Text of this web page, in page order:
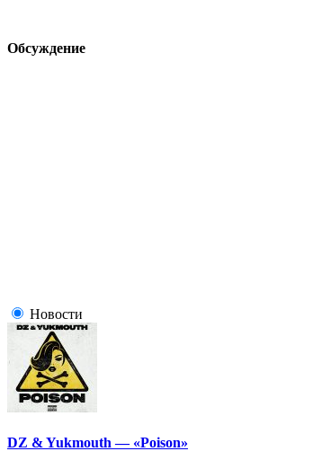
Обсуждение
Новости
DZ & Yukmouth — «Poison»